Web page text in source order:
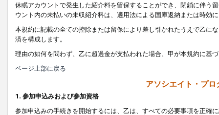
休眠アカウントで発生した紹介料を留保することができ、閉鎖に伴う
ウント内の未払いの未収紹介料は、適用法による国庫返納または時効
本規約に記載の全ての控除または留保により差し引かれたうえで乙に
済を構成します。
理由の如何を問わず、乙に超過金が支払われた場合、甲が本規約に基
ページ上部に戻る
アソシエイト・プ
1. 参加申込みおよび参加資格
参加申込みの手続きを開始するには、乙は、すべての必要事項を正確